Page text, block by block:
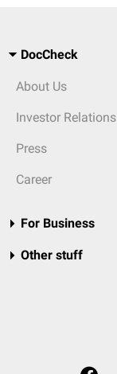
DocCheck
About Us
Investor Relations
Press
Career
For Business
Other stuff